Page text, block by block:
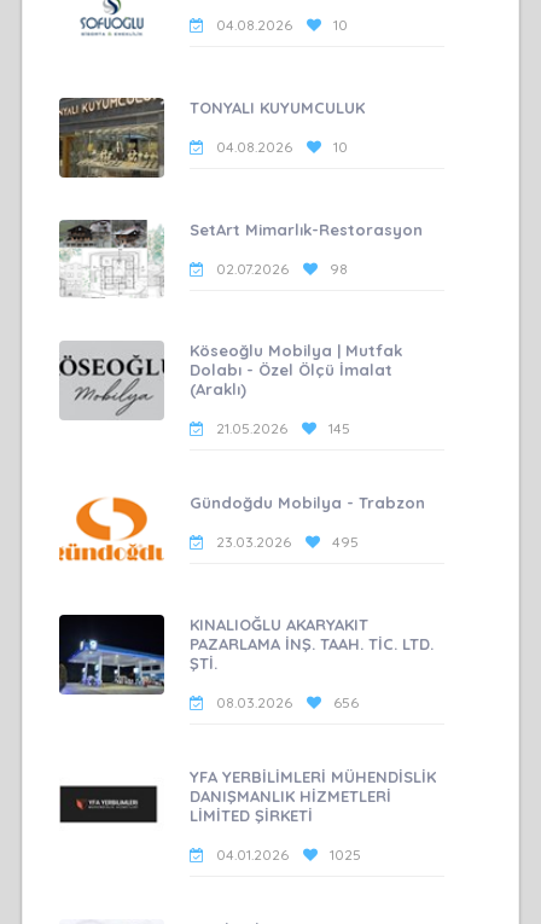
04.08.2026 10
TONYALI KUYUMCULUK
04.08.2026 10
SetArt Mimarlık-Restorasyon
02.07.2026 98
Köseoğlu Mobilya | Mutfak
Dolabı - Özel Ölçü İmalat
(Araklı)
21.05.2026 145
Gündoğdu Mobilya - Trabzon
23.03.2026 495
KINALIOĞLU AKARYAKIT
PAZARLAMA İNŞ. TAAH. TİC. LTD.
ŞTİ.
08.03.2026 656
YFA YERBİLİMLERİ MÜHENDİSLİK
DANIŞMANLIK HİZMETLERİ
LİMİTED ŞİRKETİ
04.01.2026 1025